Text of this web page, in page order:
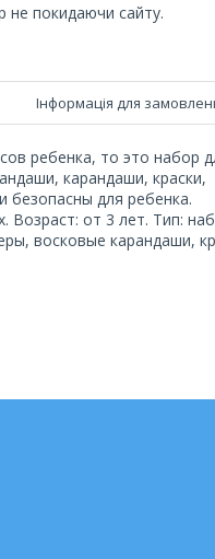
не покидаючи сайту.
Інформація для
ребенка, то это набор
карандаши, краски,
безопасны для ребенка.
Возраст: от 3 лет. Тип:
восковые карандаши,